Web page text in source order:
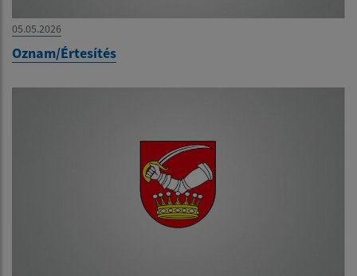
05.05.2026
Oznam/Értesítés